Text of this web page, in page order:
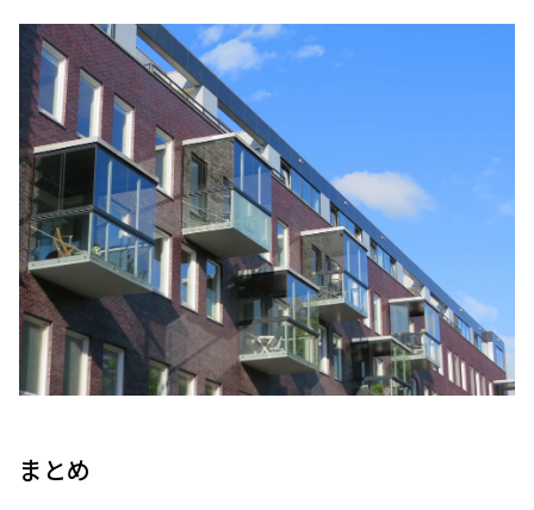
まとめ